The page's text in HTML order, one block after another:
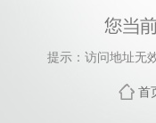
提示：访问地址无
首